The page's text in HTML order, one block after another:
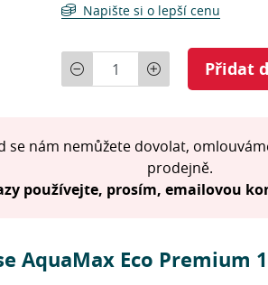
Napište si o lepší cenu
Počet Přidat
se nám nemůžete dovolat,
prodejně.
používejte, prosím, emailovou
AquaMax Eco Premium